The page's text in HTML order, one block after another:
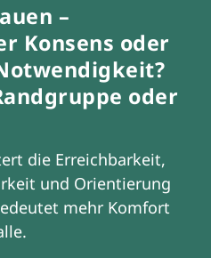
–
Konsens oder
oder
die Erreichbarkeit,
und Orientierung
mehr Komfort